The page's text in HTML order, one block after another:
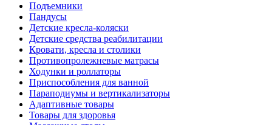
Подъемники
Пандусы
Детские кресла-коляски
Детские средства реабилитации
Кровати, кресла и столики
Противопролежневые матрасы
Ходунки и роллаторы
Приспособления для ванной
Параподиумы и вертикализаторы
Адаптивные товары
Товары для здоровья